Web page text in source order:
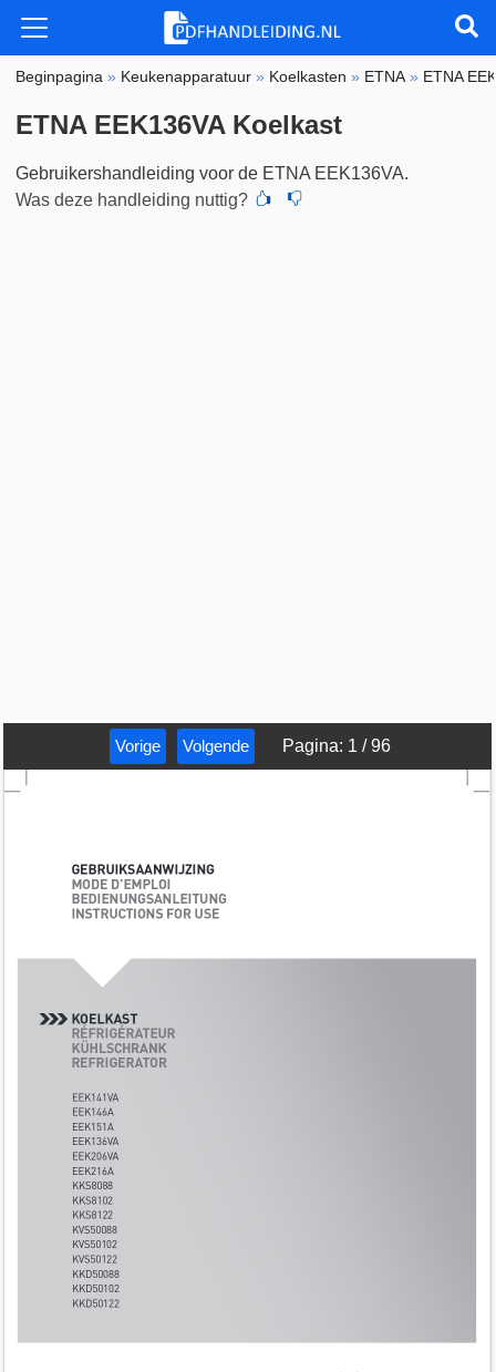
Beginpagina » Keukenapparatuur » Koelkasten » ETNA » ETNA
ETNA EEK136VA Koelkast
Gebruikershandleiding voor de ETNA EEK136VA.
Was deze handleiding nuttig?
Vorige Volgende Pagina: 1 /96